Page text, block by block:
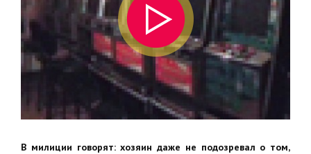
В милиции говорят: хозяин даже не подозревал о том,